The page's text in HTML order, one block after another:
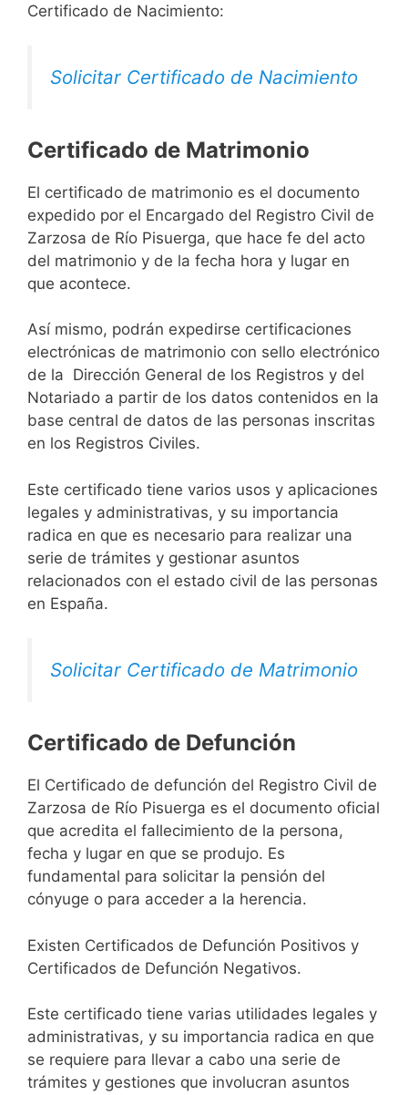
Certificado de Nacimiento:
Solicitar Certificado de Nacimiento
Certificado de Matrimonio
El certificado de matrimonio es el documento
expedido por el Encargado del Registro Civil de
Zarzosa de Río Pisuerga, que hace fe del acto
del matrimonio y de la fecha hora y lugar en
que acontece.
Así mismo, podrán expedirse certificaciones
electrónicas de matrimonio con sello electrónico
de la Dirección General de los Registros y del
Notariado a partir de los datos contenidos en la
base central de datos de las personas inscritas
en los Registros Civiles.
Este certificado tiene varios usos y aplicaciones
legales y administrativas, y su importancia
radica en que es necesario para realizar una
serie de trámites y gestionar asuntos
relacionados con el estado civil de las personas
en España.
Solicitar Certificado de Matrimonio
Certificado de Defunción
El Certificado de defunción del Registro Civil de
Zarzosa de Río Pisuerga es el documento oficial
que acredita el fallecimiento de la persona,
fecha y lugar en que se produjo. Es
fundamental para solicitar la pensión del
cónyuge o para acceder a la herencia.
Existen Certificados de Defunción Positivos y
Certificados de Defunción Negativos.
Este certificado tiene varias utilidades legales y
administrativas, y su importancia radica en que
se requiere para llevar a cabo una serie de
trámites y gestiones que involucran asuntos